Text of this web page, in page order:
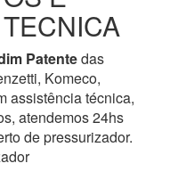
Patentedas
Komeco,
assistência técnica,
atendemos 24hs
de pressurizador.